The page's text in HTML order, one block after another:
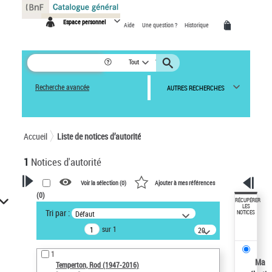
Espace personnel Aide Une question ? Historique
Tout
Recherche avancée AUTRES RECHERCHES
Accueil Liste de notices d’autorité
1 Notices d'autorité
VOTRE RECHERCHE
Recherche avancée dans les
notices d’autorité
Œuvres liées à l'auteur :
Temperton, Rod (1947-2016)
Voir la sélection (0) Ajouter à mes références
(0)
Tri par : Défaut
sur 1
20
résultats/page
1
Temperton, Rod (1947-2016)
RÉCUPÉRER
LES
NOTICES
Ma
Panneau de gestion des cookies